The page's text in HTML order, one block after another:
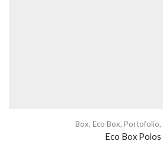
Box, Eco Box, Portofolio,
Eco Box Polos